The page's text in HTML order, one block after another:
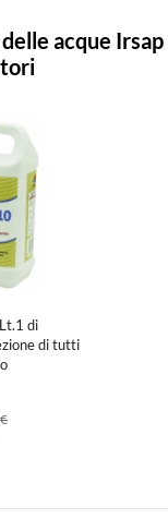
acque
di
di tutti